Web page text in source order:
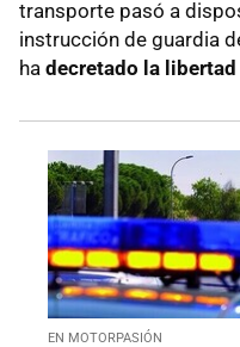
transporte pasó a
instrucción de guardia
ha decretado la
EN MOTORPASIÓN